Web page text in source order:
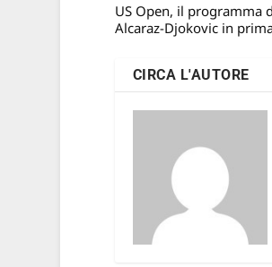
US Open, il programma
Alcaraz-Djokovic in
CIRCA L'AUTORE